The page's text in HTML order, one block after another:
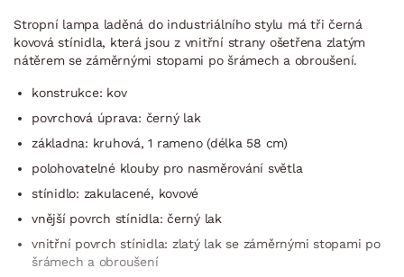
Stropní lampa laděná do industriálního stylu má tři černá
kovová stínidla, která jsou z vnitřní strany ošetřena zlatým
nátěrem se záměrnými stopami po šrámech a obroušení.
konstrukce: kov
povrchová úprava: černý lak
základna: kruhová, 1 rameno (délka 58 cm)
polohovatelné klouby pro nasměrování světla
stínidlo: zakulacené, kovové
vnější povrch stínidla: černý lak
vnitřní povrch stínidla: zlatý lak se záměrnými stopami po
šrámech a obroušení